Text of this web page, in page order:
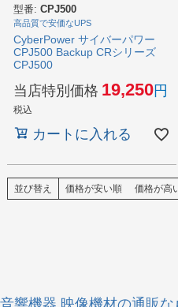
型番: CPJ500
高品質で安価なUPS
CyberPower サイバーパワー
CPJ500 Backup CRシリーズ
CPJ500
当店特別価格 19,250
税込
カートに入れる
並び替え 価格が安い順 価格が高
音響機器 映像機材の通販